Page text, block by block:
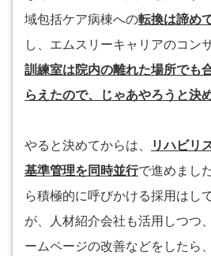
域包括ケア病棟への転換は諦め
し、エムスリーキャリアのコン
訓練室は院内の離れた場所でも
らえたので、じゃあやろうと決
やると決めてからは、
リハビリ
基準管理を同時並行で進めまし
ら積極的に呼びかける採用はし
が、人材紹介会社も活用しつつ
ームページの改善などをしたら